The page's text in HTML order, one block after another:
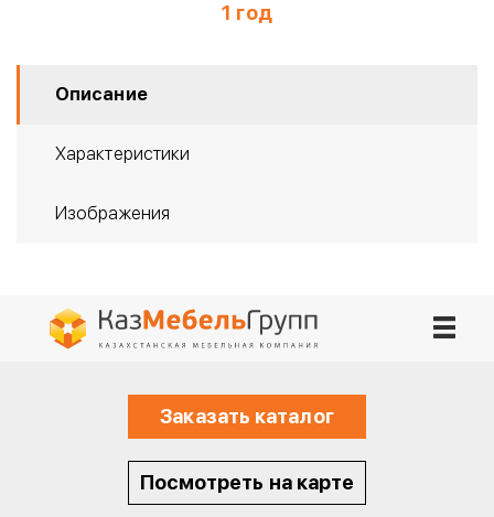
1 год
Описание
Характеристики
Изображения
Заказать каталог
Посмотреть на карте